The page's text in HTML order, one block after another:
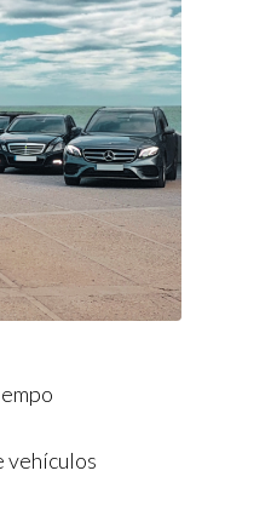
vehículos